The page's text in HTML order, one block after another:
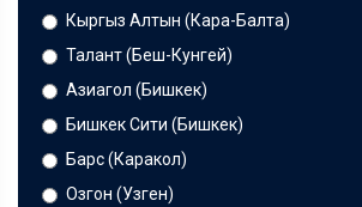
Кыргыз Алтын (Кара-Балта)
Талант (Беш-Кунгей)
Азиагол (Бишкек)
Бишкек Сити (Бишкек)
Барс (Каракол)
Озгон (Узген)